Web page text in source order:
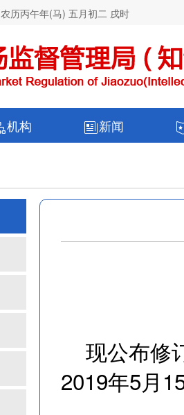
农历丙午年(马) 五月初二 戌时
机构 新闻
现公布修
2019年5月